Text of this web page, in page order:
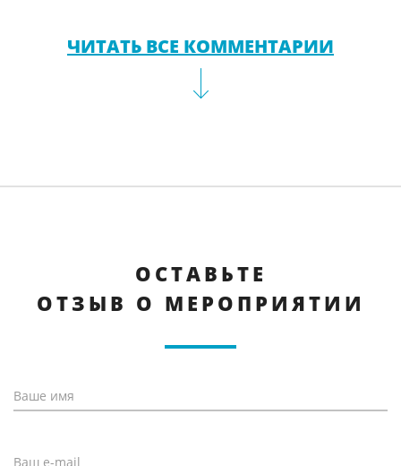
ЧИТАТЬ ВСЕ КОММЕНТАРИИ
ОСТАВЬТЕ
ОТЗЫВ О МЕРОПРИЯТИИ